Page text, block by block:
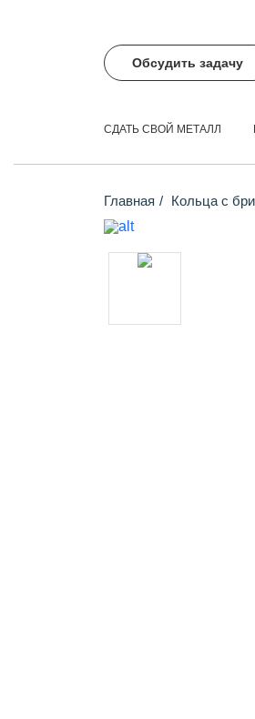
Обсудить задачу
СДАТЬ СВОЙ МЕТАЛЛ
Главная Кольца с